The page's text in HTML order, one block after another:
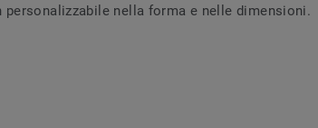
nella forma e nelle dimensioni.